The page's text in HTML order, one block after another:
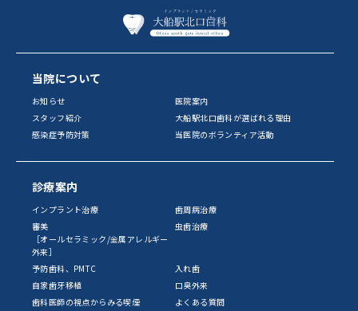
当院について
お知らせ
医院案内
スタッフ紹介
大船駅北口歯科が選ばれる理由
感染症予防対策
当医院のボランティア活動
診療案内
インプラント治療
歯周病治療
審美
［オールセラミック/金属アレルギー
外来］
虫歯治療
予防歯科、PMTC
入れ歯
自家歯牙移植
口臭外来
歯科医師の視点からみる喫煙
よくある質問